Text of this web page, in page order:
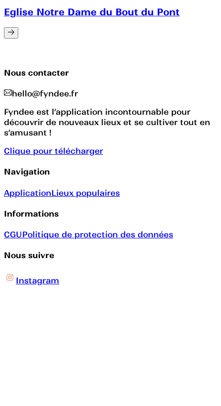
Eglise Notre Dame du Bout du Pont
Nous contacter
hello@fyndee.fr
Fyndee est l’application incontournable pour
découvrir de nouveaux lieux et se cultiver tout en
s’amusant !
Clique pour télécharger
Navigation
ApplicationLieux populaires
Informations
CGUPolitique de protection des données
Nous suivre
Instagram